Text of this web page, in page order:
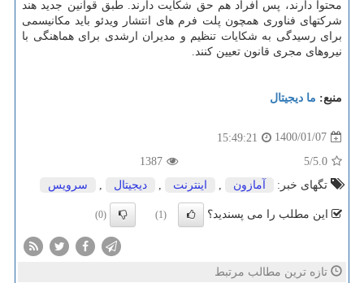
محتوا دارند، پس افراد هم حق شکایت دارند. طبق قوانین جدید هند
شرکتهای فناوری همچون پلت فرم های انتشار ویدئو باید مکانیسمی
برای رسیدگی به شکایات تنظیم و مدیران ارشدی برای هماهنگی با
نیروهای مجری قانون تعیین کنند.
منبع: ما دیجیتال
1400/01/07
15:49:21
5.0
/5
1387
تگهای خبر:
آمازون اینترنت دیجیتال سرویس
این مطلب را می پسندید؟ (1)
(0)
تازه ترین مطالب مرتبط